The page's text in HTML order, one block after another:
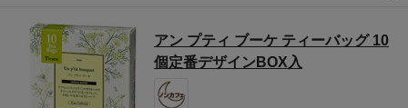
アン プティ ブーケ ティーバッグ 10
個定番デザインBOX入